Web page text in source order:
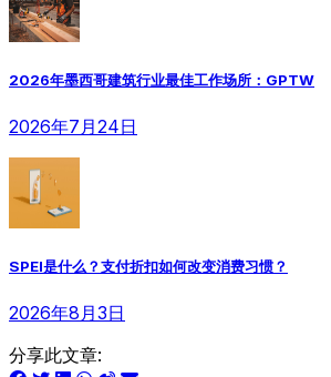
2026年墨西哥建筑行业最佳工作场所：GPTW
2026年7月24日
SPEI是什么？支付折扣如何改变消费习惯？
2026年8月3日
分享此文章: